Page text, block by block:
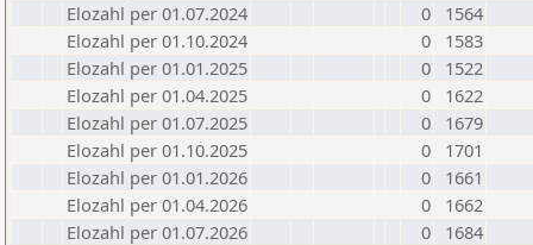
Elozahl per 01.07.2024
0
1564
Elozahl per 01.10.2024
0
1583
Elozahl per 01.01.2025
0
1522
Elozahl per 01.04.2025
0
1622
Elozahl per 01.07.2025
0
1679
Elozahl per 01.10.2025
0
1701
Elozahl per 01.01.2026
0
1661
Elozahl per 01.04.2026
0
1662
Elozahl per 01.07.2026
0
1684